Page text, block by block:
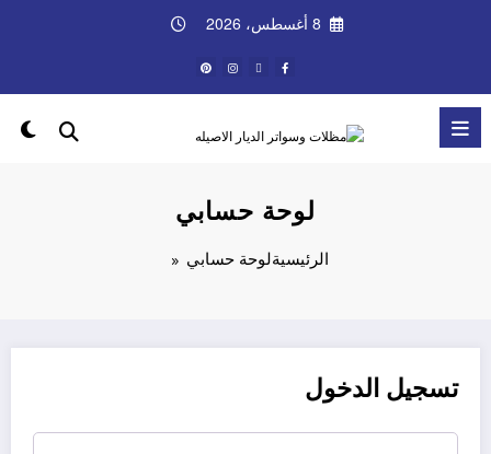
8 أغسطس، 2026
لوحة حسابي
الرئيسيةلوحة حسابي
تسجيل الدخول